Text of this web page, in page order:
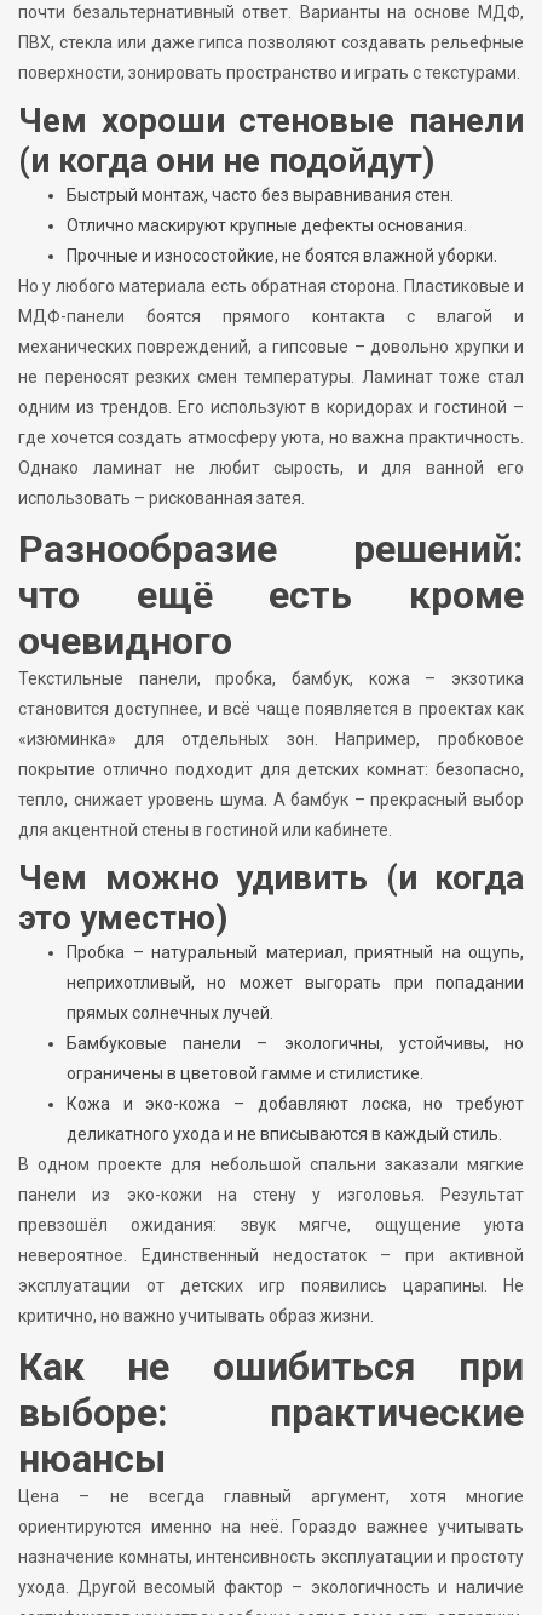
почти безальтернативный ответ. Варианты на основе МДФ,
ПВХ, стекла или даже гипса позволяют создавать рельефные
поверхности, зонировать пространство и играть с текстурами.
Чем хороши стеновые панели
(и когда они не подойдут)
Быстрый монтаж, часто без выравнивания стен.
Отлично маскируют крупные дефекты основания.
Прочные и износостойкие, не боятся влажной уборки.
Но у любого материала есть обратная сторона. Пластиковые и
МДФ-панели боятся прямого контакта с влагой и
механических повреждений, а гипсовые – довольно хрупки и
не переносят резких смен температуры. Ламинат тоже стал
одним из трендов. Его используют в коридорах и гостиной –
где хочется создать атмосферу уюта, но важна практичность.
Однако ламинат не любит сырость, и для ванной его
использовать – рискованная затея.
Разнообразие решений:
что ещё есть кроме
очевидного
Текстильные панели, пробка, бамбук, кожа – экзотика
становится доступнее, и всё чаще появляется в проектах как
«изюминка» для отдельных зон. Например, пробковое
покрытие отлично подходит для детских комнат: безопасно,
тепло, снижает уровень шума. А бамбук – прекрасный выбор
для акцентной стены в гостиной или кабинете.
Чем можно удивить (и когда
это уместно)
Пробка – натуральный материал, приятный на ощупь,
неприхотливый, но может выгорать при попадании
прямых солнечных лучей.
Бамбуковые панели – экологичны, устойчивы, но
ограничены в цветовой гамме и стилистике.
Кожа и эко-кожа – добавляют лоска, но требуют
деликатного ухода и не вписываются в каждый стиль.
В одном проекте для небольшой спальни заказали мягкие
панели из эко-кожи на стену у изголовья. Результат
превзошёл ожидания: звук мягче, ощущение уюта
невероятное. Единственный недостаток – при активной
эксплуатации от детских игр появились царапины. Не
критично, но важно учитывать образ жизни.
Как не ошибиться при
выборе: практические
нюансы
Цена – не всегда главный аргумент, хотя многие
ориентируются именно на неё. Гораздо важнее учитывать
назначение комнаты, интенсивность эксплуатации и простоту
ухода. Другой весомый фактор – экологичность и наличие